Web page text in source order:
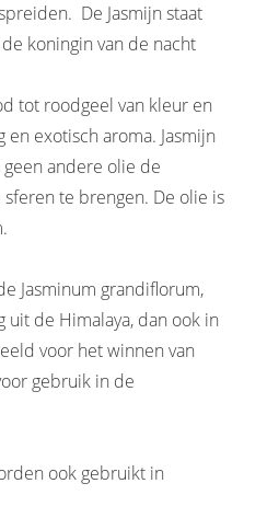
De Jasmijn staat
koningin van de nacht
tot roodgeel van kleur en
exotisch aroma. Jasmijn
andere olie de
te brengen. De olie is
Jasminum grandiflorum,
de Himalaya, dan ook in
voor het winnen van
gebruik in de
ook gebruikt in